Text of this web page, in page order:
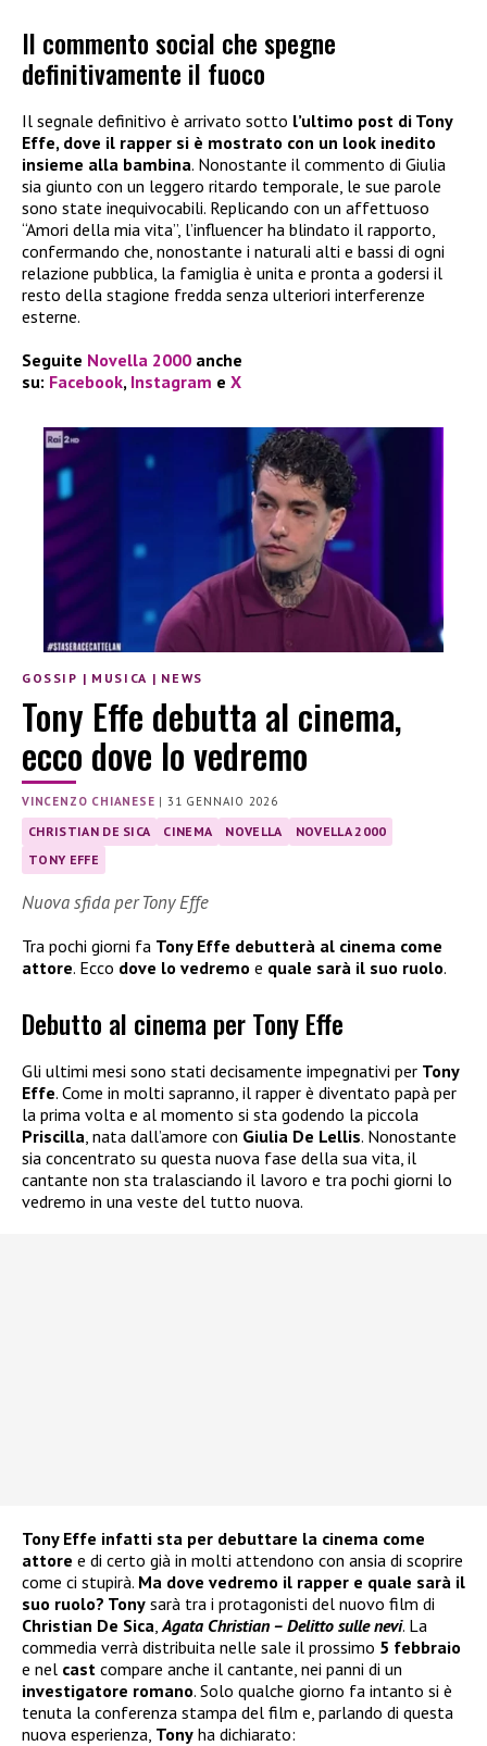
Il commento social che spegne
definitivamente il fuoco
Il segnale definitivo è arrivato sotto l’ultimo post di Tony
Effe, dove il rapper si è mostrato con un look inedito
insieme alla bambina. Nonostante il commento di Giulia
sia giunto con un leggero ritardo temporale, le sue parole
sono state inequivocabili. Replicando con un affettuoso
“Amori della mia vita”, l’influencer ha blindato il rapporto,
confermando che, nonostante i naturali alti e bassi di ogni
relazione pubblica, la famiglia è unita e pronta a godersi il
resto della stagione fredda senza ulteriori interferenze
esterne.
Seguite Novella 2000 anche
su: Facebook, Instagram e X
GOSSIP | MUSICA | NEWS
Tony Effe debutta al cinema,
ecco dove lo vedremo
VINCENZO CHIANESE |31 GENNAIO 2026
CHRISTIAN DE SICA CINEMA NOVELLA
NOVELLA 2000
TONY EFFE
Nuova sfida per Tony Effe
Tra pochi giorni fa Tony Effe debutterà al cinema come
attore. Ecco dove lo vedremo e quale sarà il suo ruolo.
Debutto al cinema per Tony Effe
Gli ultimi mesi sono stati decisamente impegnativi per Tony
Effe. Come in molti sapranno, il rapper è diventato papà per
la prima volta e al momento si sta godendo la piccola
Priscilla , nata dall’amore con Giulia De Lellis. Nonostante
sia concentrato su questa nuova fase della sua vita, il
cantante non sta tralasciando il lavoro e tra pochi giorni lo
vedremo in una veste del tutto nuova.
Tony Effe infatti sta per debuttare la cinema come
attore e di certo già in molti attendono con ansia di scoprire
come ci stupirà. Ma dove vedremo il rapper e quale sarà il
suo ruolo? Tony sarà tra i protagonisti del nuovo film di
Christian De Sica Agata Christian – Delitto sulle nevi. La
commedia verrà distribuita nelle sale il prossimo 5 febbraio
e nel cast compare anche il cantante, nei panni di un
investigatore romano. Solo qualche giorno fa intanto si è
tenuta la conferenza stampa del film e, parlando di questa
nuova esperienza, Tony ha dichiarato: